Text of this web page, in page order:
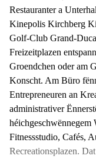
Restauranter a
Kinepolis Kirchberg
Golf-Club Grand-
Freizeitplazen
Groendchen oder am
Konscht. Am Büro
Entrepreneuren an
administrativer
héichgeschwënnegem
Fitnessstudio, Cafés,
Recreationsplazen.